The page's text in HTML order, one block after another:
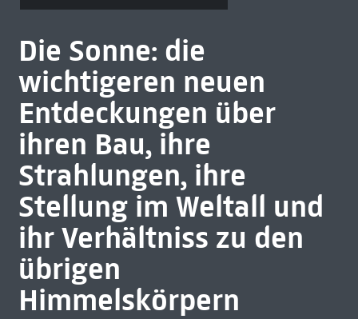
Die Sonne: die
wichtigeren neuen
Entdeckungen über
ihren Bau, ihre
Strahlungen, ihre
Stellung im Weltall und
ihr Verhältniss zu den
übrigen
Himmelskörpern